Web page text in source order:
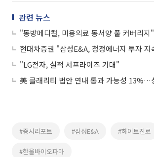
관련 뉴스
"동방메디컬, 미용의료 동서양 풀 커버리지"
"LG전자, 실적 서프라이즈 기대"
#증시리포트 #삼성E&A #하이트진로
#한올바이오파마